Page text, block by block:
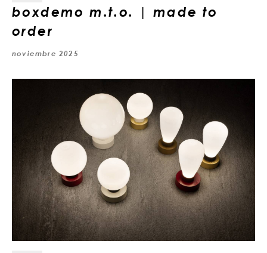
boxdemo m.t.o. | made to
order
noviembre 2025